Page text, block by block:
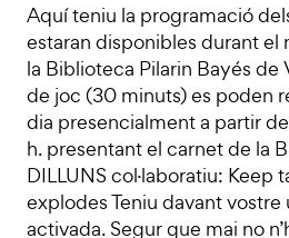
Aquí teniu la programació
estaran disponibles durant el
la Biblioteca Pilarin Bayés de
de joc (30 minuts) es poden
dia presencialment a partir
h. presentant el carnet de la
DILLUNS col·laboratiu: Keep
explodes Teniu davant vostre
activada. Segur que mai no